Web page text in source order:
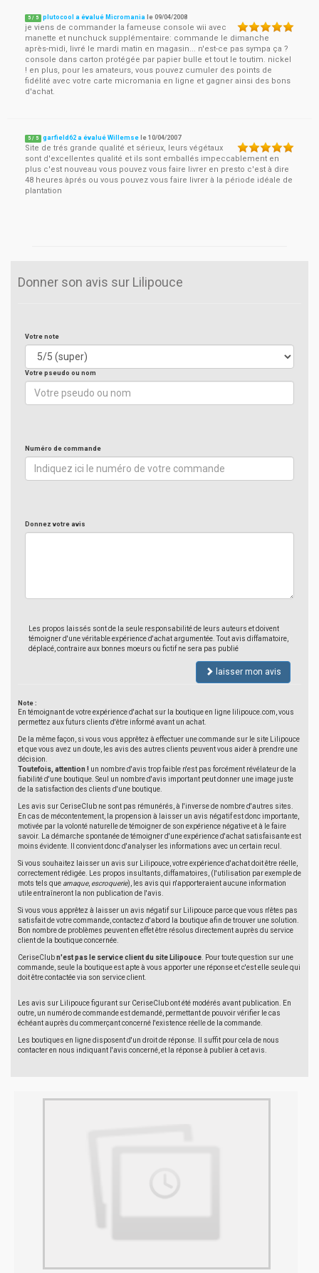
5 / 5 plutocool a évalué Micromania le09/04/2008
je viens de commander la fameuse console wii avec
manette et nunchuck supplémentaire: commande le dimanche
après-midi, livré le mardi matin en magasin... n'est-ce pas sympa ça ?
console dans carton protégée par papier bulle et tout le toutim. nickel
! en plus, pour les amateurs, vous pouvez cumuler des points de
fidélité avec votre carte micromania en ligne et gagner ainsi des bons
d'achat.
5 / 5 garfield62 a évalué Willemse le10/04/2007
Site de trés grande qualité et sérieux, leurs végétaux
sont d'excellentes qualité et ils sont emballés impeccablement en
plus c'est nouveau vous pouvez vous faire livrer en presto c'est à dire
48 heures àprés ou vous pouvez vous faire livrer à la période idéale de
plantation
Donner son avis sur Lilipouce
Votre note
Votre pseudo ou nom
Numéro de commande
Donnez votre avis
Les propos laissés sont de la seule responsabilité de leurs auteurs et doivent
témoigner d'une véritable expérience d'achat argumentée. Tout avis diffamatoire,
déplacé, contraire aux bonnes moeurs ou fictif ne sera pas publié
laisser mon avis
Note :
En témoignant de votre expérience d'achat sur la boutique en ligne lilipouce.com, vous
permettez aux futurs clients d'être informé avant un achat.
De la même façon, si vous vous apprêtez à effectuer une commande sur le site Lilipouce
et que vous avez un doute, les avis des autres clients peuvent vous aider à prendre une
décision.
Toutefois, attention ! un nombre d'avis trop faible n'est pas forcément révélateur de la
fiabilité d'une boutique. Seul un nombre d'avis important peut donner une image juste
de la satisfaction des clients d'une boutique.
Les avis sur CeriseClub ne sont pas rémunérés, à l'inverse de nombre d'autres sites.
En cas de mécontentement, la propension à laisser un avis négatif est donc importante,
motivée par la volonté naturelle de témoigner de son expérience négative et à le faire
savoir. La démarche spontanée de témoigner d'une expérience d'achat satisfaisante est
moins évidente. Il convient donc d'analyser les informations avec un certain recul.
Si vous souhaitez laisser un avis sur Lilipouce, votre expérience d'achat doit être réelle,
correctement rédigée. Les propos insultants, diffamatoires, (l'utilisation par exemple de
mots tels que arnaque, escroquerie), les avis qui n'apporteraient aucune information
utile entraîneront la non publication de l'avis.
Si vous vous apprêtez à laisser un avis négatif sur Lilipouce parce que vous n'êtes pas
satisfait de votre commande, contactez d'abord la boutique afin de trouver une solution.
Bon nombre de problèmes peuvent en effet être résolus directement auprès du service
client de la boutique concernée.
CeriseClubn'est pas le service client du site Lilipouce . Pour toute question sur une
commande, seule la boutique est apte à vous apporter une réponse et c'est elle seule qui
doit être contactée via son service client.
Les avis sur Lilipouce figurant sur CeriseClub ont été modérés avant publication. En
outre, un numéro de commande est demandé, permettant de pouvoir vérifier le cas
échéant auprès du commerçant concerné l'existence réelle de la commande.
Les boutiques en ligne disposent d'un droit de réponse. Il suffit pour cela de nous
contacter en nous indiquant l'avis concerné, et la réponse à publier à cet avis.